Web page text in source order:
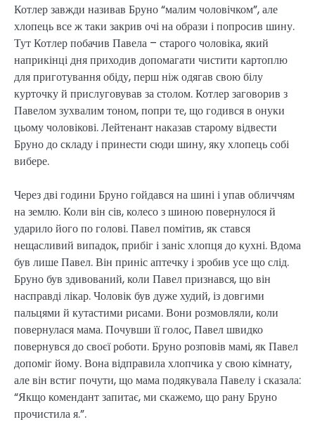
Котлер завжди називав Бруно “малим чоловічком”, але
хлопець все ж таки закрив очі на образи і попросив шину.
Тут Котлер побачив Павела – старого чоловіка, який
наприкінці дня приходив допомагати чистити картоплю
для приготування обіду, перш ніж одягав свою білу
курточку й прислуговував за столом. Котлер заговорив з
Павелом зухвалим тоном, попри те, що годився в онуки
цьому чоловікові. Лейтенант наказав старому відвести
Бруно до складу і принести сюди шину, яку хлопець собі
вибере.
Через дві години Бруно гойдався на шині і упав обличчям
на землю. Коли він сів, колесо з шиною повернулося й
ударило його по голові. Павел помітив, як стався
нещасливий випадок, прибіг і заніс хлопця до кухні. Вдома
був лише Павел. Він приніс аптечку і зробив усе що слід.
Бруно був здивований, коли Павел признався, що він
насправді лікар. Чоловік був дуже худий, із довгими
пальцями й кутастими рисами. Вони розмовляли, коли
повернулася мама. Почувши її голос, Павел швидко
повернувся до своєї роботи. Бруно розповів мамі, як Павел
допоміг йому. Вона відправила хлопчика у свою кімнату,
але він встиг почути, що мама подякувала Павелу і сказала:
“Якщо комендант запитає, ми скажемо, що рану Бруно
прочистила я.”.